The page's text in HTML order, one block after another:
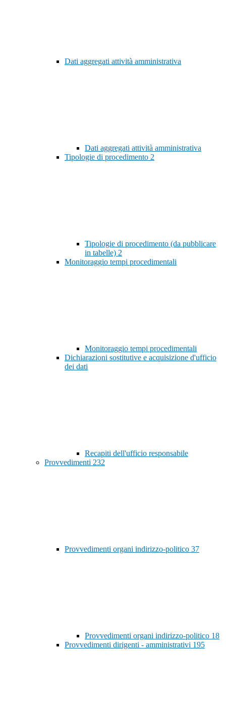
Dati aggregati attività amministrativa
Dati aggregati attività amministrativa
Tipologie di procedimento 2
Tipologie di procedimento (da pubblicare
in tabelle) 2
Monitoraggio tempi procedimentali
Monitoraggio tempi procedimentali
Dichiarazioni sostitutive e acquisizione d'ufficio
dei dati
Recapiti dell'ufficio responsabile
Provvedimenti 232
Provvedimenti organi indirizzo-politico 37
Provvedimenti organi indirizzo-politico 18
Provvedimenti dirigenti - amministrativi 195